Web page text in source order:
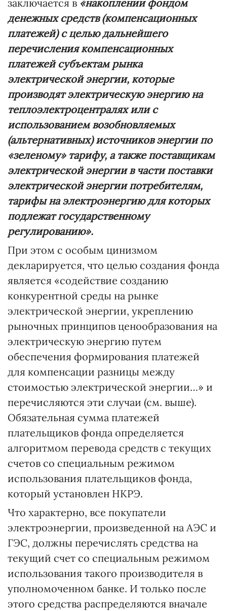
заключается в «накоплении фондом
денежных средств (компенсационных
платежей) с целью дальнейшего
перечисления компенсационных
платежей субъектам рынка
электрической энергии, которые
производят электрическую энергию на
теплоэлектроцентралях или с
использованием возобновляемых
(альтернативных) источников энергии по
«зеленому» тарифу, а также поставщикам
электрической энергии в части поставки
электрической энергии потребителям,
тарифы на электроэнергию для которых
подлежат государственному
регулированию».
При этом с особым цинизмом
декларируется, что целью создания фонда
является «содействие созданию
конкурентной среды на рынке
электрической энергии, укреплению
рыночных принципов ценообразования на
электрическую энергию путем
обеспечения формирования платежей
для компенсации разницы между
стоимостью электрической энергии…» и
перечисляются эти случаи (см. выше).
Обязательная сумма платежей
плательщиков фонда определяется
алгоритмом перевода средств с текущих
счетов со специальным режимом
использования плательщиков фонда,
который установлен НКРЭ.
Что характерно, все покупатели
электроэнергии, произведенной на АЭС и
ГЭС, должны перечислять средства на
текущий счет со специальным режимом
использования такого производителя в
уполномоченном банке. И только после
этого средства распределяются вначале